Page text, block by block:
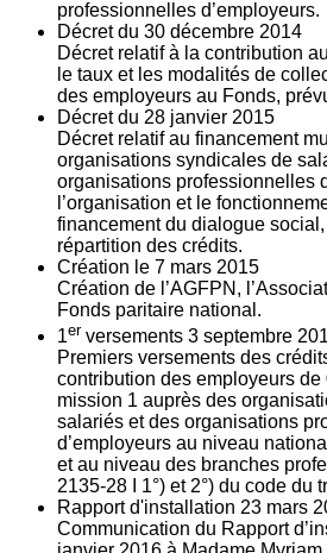
professionnelles d’employeurs.
Décret du 30 décembre 2014
Décret relatif à la contribution
le taux et les modalités de
des employeurs au Fonds,
Décret du 28 janvier 2015
Décret relatif au financement
organisations syndicales de
organisations professionnelles
l’organisation et le
financement du dialogue
répartition des crédits.
Création le 7 mars 2015
Création de l’AGFPN,
Fonds paritaire national.
1er versements 3 septembre
Premiers versements des
contribution des employeurs de
mission 1 auprès des
salariés et des organisations
d’employeurs au niveau
et au niveau des branches
2135‐28 I 1°) et 2°) du code du
Rapport d'installation 23 mars
Communication du Rapport